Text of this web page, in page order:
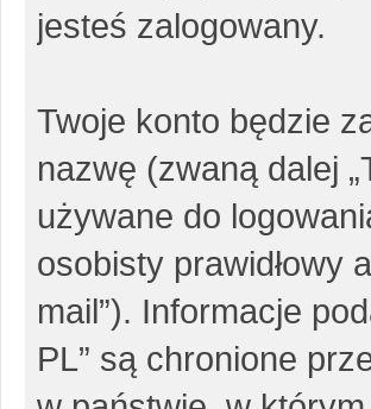
jesteś zalogowany.
Twoje konto będzie
nazwę (zwaną dalej
używane do
osobisty prawidłowy
mail”). Informacje
PL” są chronione